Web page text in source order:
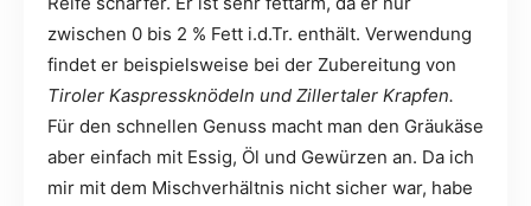
zwischen 0 bis 2 % Fett i.d.Tr. enthält. Verwendung
findet er beispielsweise bei der Zubereitung von
Tiroler Kaspressknödeln und Zillertaler Krapfen.
Für den schnellen Genuss macht man den Gräukäse
aber einfach mit Essig, Öl und Gewürzen an. Da ich
mir mit dem Mischverhältnis nicht sicher war, habe